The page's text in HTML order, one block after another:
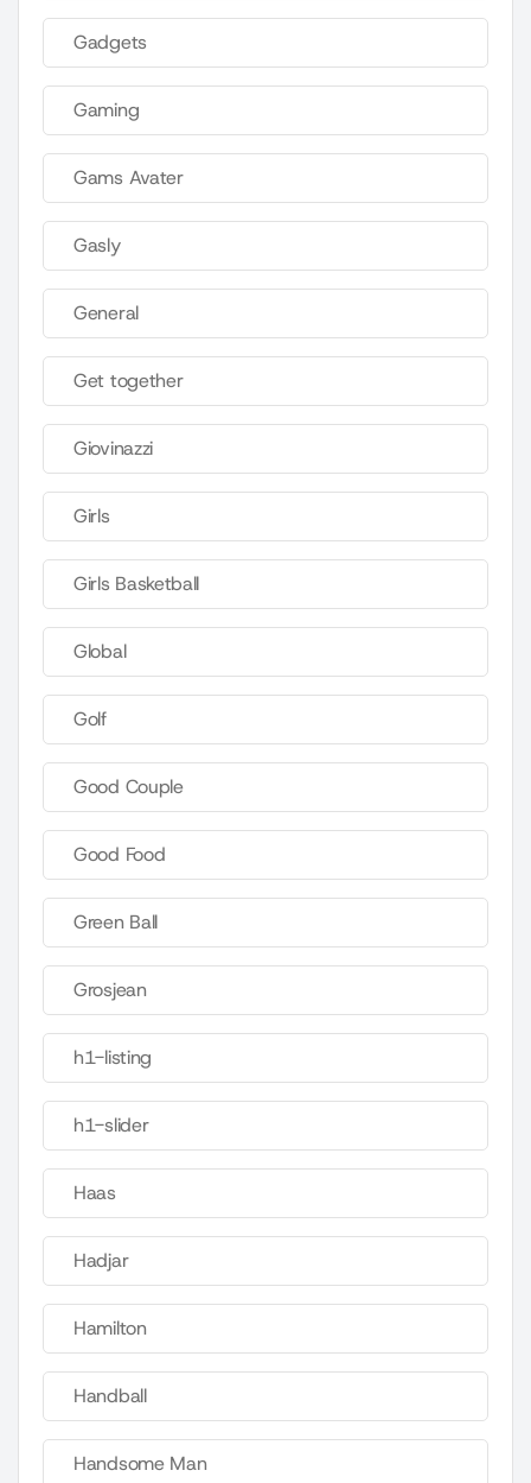
Gadgets
Gaming
Gams Avater
Gasly
General
Get together
Giovinazzi
Girls
Girls Basketball
Global
Golf
Good Couple
Good Food
Green Ball
Grosjean
h1-listing
h1-slider
Haas
Hadjar
Hamilton
Handball
Handsome Man